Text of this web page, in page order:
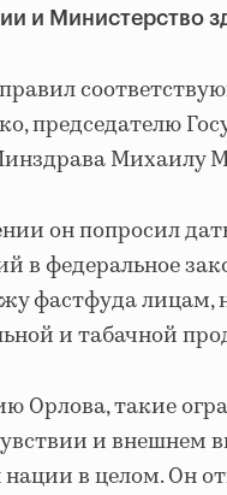
и Министерство
председателю
Михаилу
он попросил
в федеральное
фастфуда лицам,
и табачной
Орлова, такие
и внешнем
нации в целом. Он